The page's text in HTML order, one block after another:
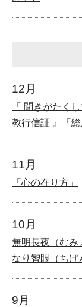
12月
「 聞きがたく
教行信証 』「総
11月
「心の在り方」
10月
無明長夜（むみ
なり智眼（ちげ
9月